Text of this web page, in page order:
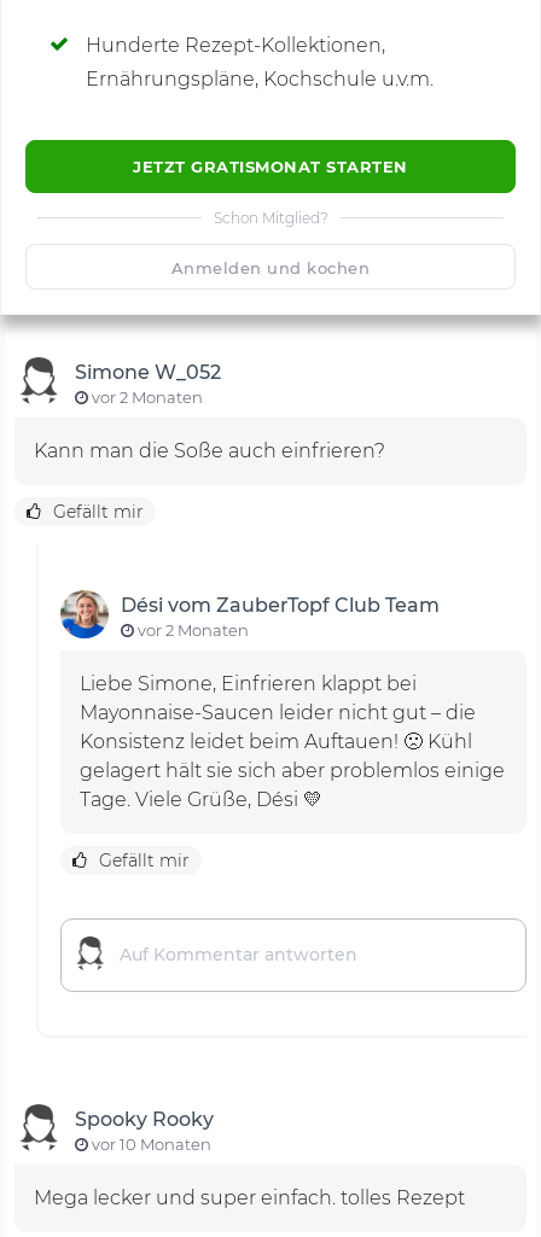
Hunderte Rezept-Kollektionen,
Ernährungspläne, Kochschule u.v.m.
JETZT GRATISMONAT STARTEN
Schon Mitglied?
Anmelden und kochen
Kommentare(11)
🙂 1500 Speichern
Simone W_052
vor 2 Monaten
Gefällt mir
Dési vom ZauberTopf Club Team
vor 2 Monaten
Liebe Simone, Einfrieren klappt bei
Mayonnaise-Saucen leider nicht gut – die
Konsistenz leidet beim Auftauen! 🙁 Kühl
gelagert hält sie sich aber problemlos einige
Tage. Viele Grüße, Dési 💛
Gefällt mir
Spooky Rooky
vor 10 Monaten
Mega lecker und super einfach. tolles Rezept